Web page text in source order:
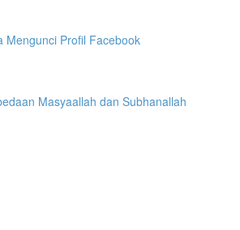
Mengunci Profil Facebook
Masyaallah dan Subhanallah